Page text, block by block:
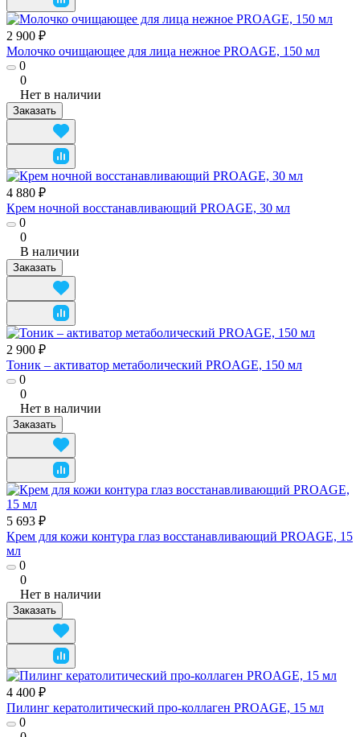
2 900 ₽
Молочко очищающее для лица нежное PROAGE, 150 мл
0
0
Нет в наличии
Заказать
4 880 ₽
Крем ночной восстанавливающий PROAGE, 30 мл
0
0
В наличии
Заказать
2 900 ₽
Тоник – активатор метаболический PROAGE, 150 мл
0
0
Нет в наличии
Заказать
5 693 ₽
Крем для кожи контура глаз восстанавливающий PROAGE, 15
мл
0
0
Нет в наличии
Заказать
4 400 ₽
Пилинг кератолитический про-коллаген PROAGE, 15 мл
0